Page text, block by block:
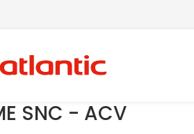
de navigation
SNC - ACV